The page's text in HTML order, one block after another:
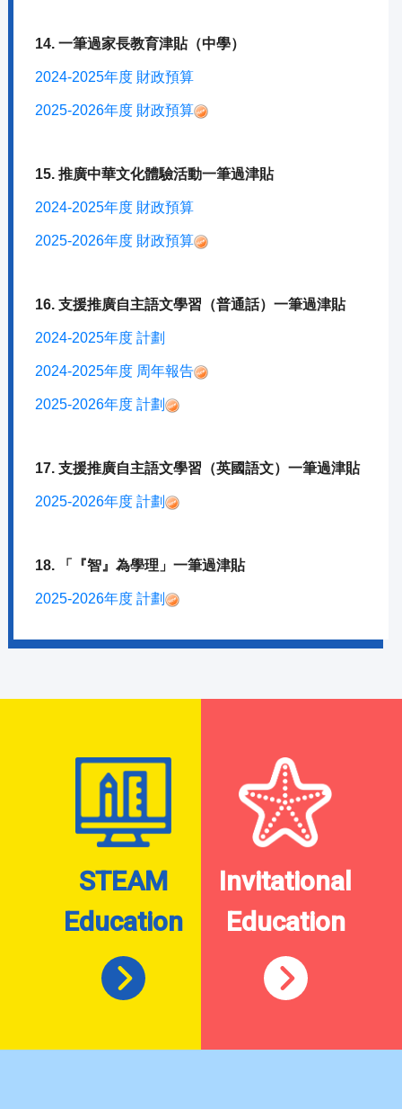
14. 一筆過家長教育津貼（中學）
2024-2025年度 財政預算
2025-2026年度 財政預算
15. 推廣中華文化體驗活動一筆過津貼
2024-2025年度 財政預算
2025-2026年度 財政預算
16. 支援推廣自主語文學習（普通話）一筆過津貼
2024-2025年度 計劃
2024-2025年度 周年報告
2025-2026年度 計劃
17. 支援推廣自主語文學習（英國語文）一筆過津貼
2025-2026年度 計劃
18. 「『智』為學理」一筆過津貼
2025-2026年度 計劃
STEAM
Education
Invitational
Education